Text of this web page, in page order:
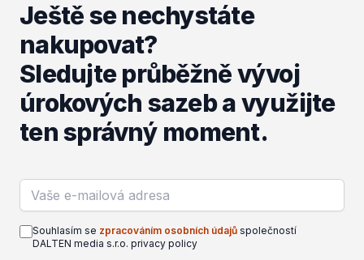
Ještě se nechystáte
nakupovat?
Sledujte průběžně vývoj
úrokových sazeb a využijte
ten správný moment.
Email address
Souhlasím se zpracováním osobních údajů společností
DALTEN media s.r.o. privacy policy